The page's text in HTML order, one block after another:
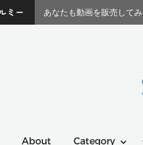
あなたも動画を販売して
About Category